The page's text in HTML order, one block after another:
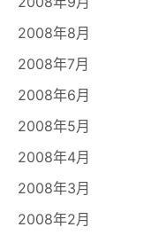
2008年8月
2008年7月
2008年6月
2008年5月
2008年4月
2008年3月
2008年2月